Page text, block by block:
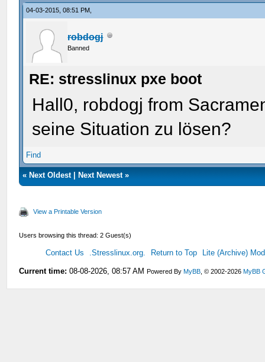
04-03-2015, 08:51 PM,
robdogj
Banned
RE: stresslinux pxe boot
Hall0, robdogj from
seine Situation zu lösen?
Find
«Next Oldest|Next Newest»
View a Printable Version
Users browsing this thread: 2 Guest(s)
Contact Us .Stresslinux.org. Return to Top Lite (Archive)
Current time: 08-08-2026, 08:57 AM Powered ByMyBB , © 2002-2026MyBB